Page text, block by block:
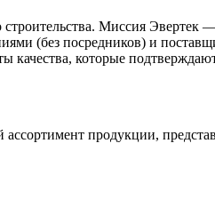
Миссия
(без посредников) и
качества, которые
продукции,